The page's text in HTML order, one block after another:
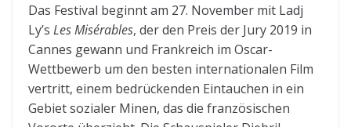
Das Festival beginnt am 27. November mit Ladj
Ly’s Les Misérables, der den Preis der Jury 2019 in
Cannes gewann und Frankreich im Oscar-
Wettbewerb um den besten internationalen Film
vertritt, einem bedrückenden Eintauchen in ein
Gebiet sozialer Minen, das die französischen